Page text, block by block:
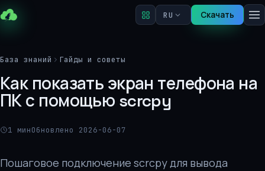
RU Скачать
База знаний Гайды и советы
Как показать экран телефона на
ПК с помощью scrcpy
1 минОбновлено 2026-06-07
Пошаговое подключение scrcpy для вывода